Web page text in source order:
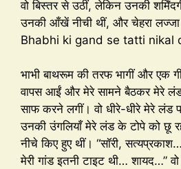
वो बिस्तर से उठीं, लेकिन उनकी
उनकी आँखें नीची थीं, और चेहरा
Bhabhi ki gand se tatti nikal
भाभी बाथरूम की तरफ भागीं और एक
वापस आईं और मेरे सामने बैठकर मेरे
साफ करने लगीं। वो धीरे-धीरे मेरे लंड
उनकी उंगलियाँ मेरे लंड के टोपे को छू
नीचे किए हुए थीं। “सॉरी,
मेरी गांड इतनी टाइट थी… शायद…”